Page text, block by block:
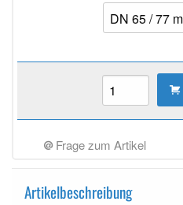
Frage zum Artikel
Artikelbeschreibung